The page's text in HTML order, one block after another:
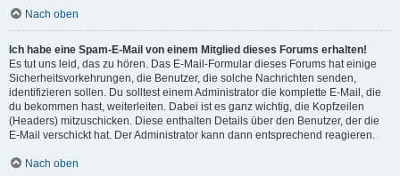
Nach oben
Ich habe eine Spam-E-Mail von einem Mitglied dieses Forums erhalten!
Es tut uns leid, das zu hören. Das E-Mail-Formular dieses Forums hat einige
Sicherheitsvorkehrungen, die Benutzer, die solche Nachrichten senden,
identifizieren sollen. Du solltest einem Administrator die komplette E-Mail, die
du bekommen hast, weiterleiten. Dabei ist es ganz wichtig, die Kopfzeilen
(Headers) mitzuschicken. Diese enthalten Details über den Benutzer, der die
E-Mail verschickt hat. Der Administrator kann dann entsprechend reagieren.
Nach oben